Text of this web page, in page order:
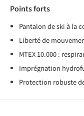
Points forts
Pantalon de ski à la
Liberté de
MTEX 10.000 :
Imprégnation
Protection robuste